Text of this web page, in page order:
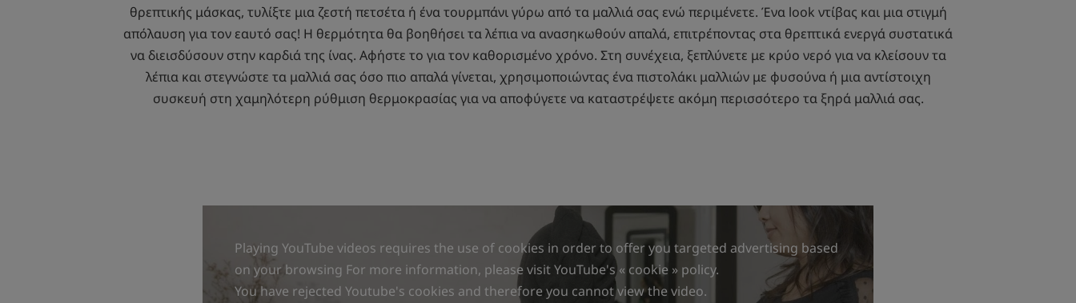
θρεπτικής μάσκας, τυλίξτε μια ζεστή πετσέτα ή ένα τουρμπάνι γύρω από τα μαλλιά σας ενώ περιμένετε. Ένα look ντίβας και μια στιγμή
απόλαυση για τον εαυτό σας! Η θερμότητα θα βοηθήσει τα λέπια να ανασηκωθούν απαλά, επιτρέποντας στα θρεπτικά ενεργά συστατικά
να διεισδύσουν στην καρδιά της ίνας. Αφήστε το για τον καθορισμένο χρόνο. Στη συνέχεια, ξεπλύνετε με κρύο νερό για να κλείσουν τα
λέπια και στεγνώστε τα μαλλιά σας όσο πιο απαλά γίνεται, χρησιμοποιώντας ένα πιστολάκι μαλλιών με φυσούνα ή μια αντίστοιχη
συσκευή στη χαμηλότερη ρύθμιση θερμοκρασίας για να αποφύγετε να καταστρέψετε ακόμη περισσότερο τα ξηρά μαλλιά σας.
Playing YouTube videos requires the use of cookies in order to offer you targeted advertising based
on your browsing For more information, please visit YouTube's « cookie » policy.
You have rejected Youtube's cookies and therefore you cannot view the video.